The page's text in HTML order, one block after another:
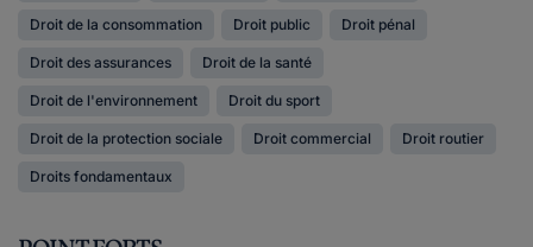
Droit de la consommation Droit public Droit pénal
Droit des assurances Droit de la santé
Droit de l'environnement Droit du sport
Droit de la protection sociale Droit commercial Droit routier
Droits fondamentaux